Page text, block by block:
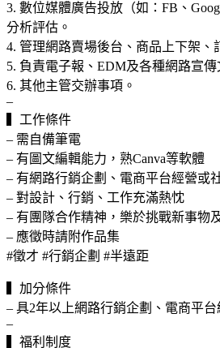
3. 數位媒體廣告投放（如：FB、
分析評估。
4. 管理網路賣場後台、商品上下架、
5. 負責電子報、EDM及各種網路宣傳
6. 其他主管交辦事項。
–
▍工作條件
– 需自備筆電
– 有圖文編輯能力，熟Canva等軟體
– 有網路行銷企劃、電商平台經營或
– 對設計、行銷、工作充滿熱忱
– 有團隊合作精神，樂於挑戰新事物
– 應徵時請附作品集
#徵才 #行銷企劃 #半遠距
▍加分條件
– 具2年以上網路行銷企劃、電商平
–
▍福利制度